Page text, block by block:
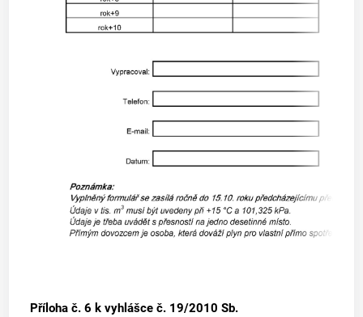
Příloha č. 6 k vyhlášce č. 19/2010 Sb.